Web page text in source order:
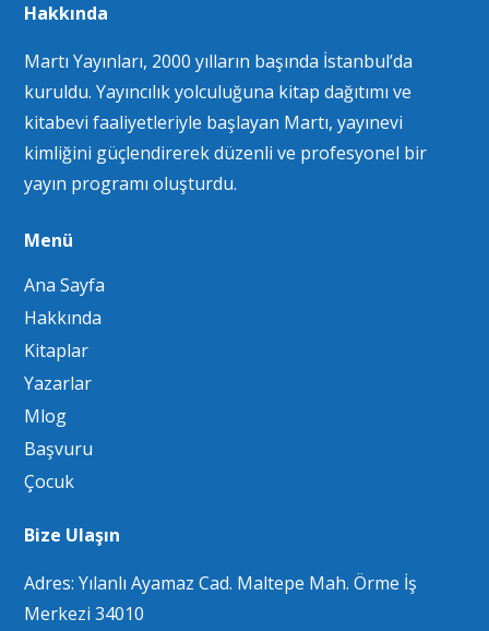
Hakkında
Martı Yayınları, 2000 yılların başında İstanbul’da
kuruldu. Yayıncılık yolculuğuna kitap dağıtımı ve
kitabevi faaliyetleriyle başlayan Martı, yayınevi
kimliğini güçlendirerek düzenli ve profesyonel bir
yayın programı oluşturdu.
Menü
Ana Sayfa
Hakkında
Kitaplar
Yazarlar
Mlog
Başvuru
Çocuk
Bize Ulaşın
Adres: Yılanlı Ayamaz Cad. Maltepe Mah. Örme İş
Merkezi 34010